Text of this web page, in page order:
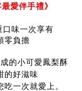
愛伴手禮》
口味一次享有
零負擔
的小可愛鳳梨酥
的好滋味
一次就愛上。